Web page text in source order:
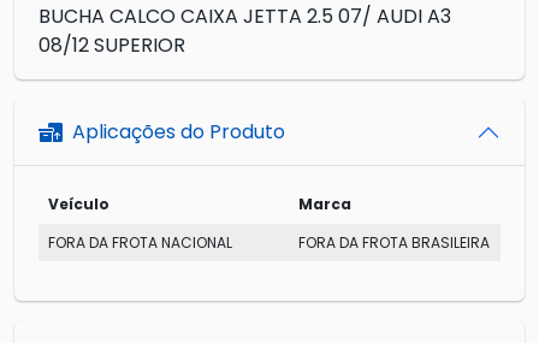
BUCHA CALCO CAIXA JETTA 2.5 07/ AUDI A3
08/12 SUPERIOR
Aplicações do Produto
Veículo
Marca
FORA DA FROTA NACIONAL
FORA DA FROTA BRASILEIRA